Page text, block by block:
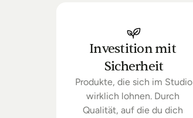
Investition mit
Sicherheit
Produkte, die sich im Studio
wirklich lohnen. Durch
Qualität, auf die du dich